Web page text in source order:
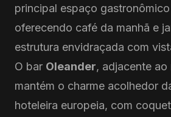
principal espaço
oferecendo café da manhã e
estrutura envidraçada com
O bar Oleander, adjacente ao
mantém o charme acolhedor
hoteleira europeia, com